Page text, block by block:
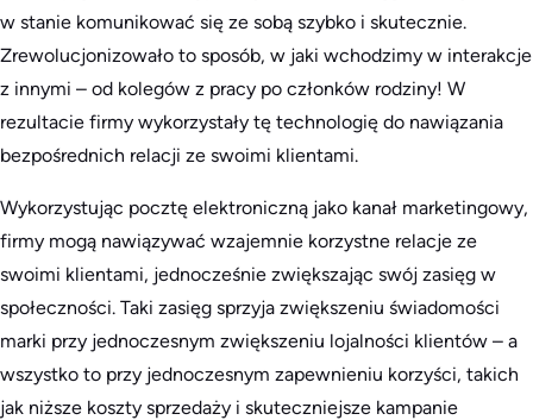
w stanie komunikować się ze sobą szybko i skutecznie.
Zrewolucjonizowało to sposób, w jaki wchodzimy w interakcje
z innymi – od kolegów z pracy po członków rodziny! W
rezultacie firmy wykorzystały tę technologię do nawiązania
bezpośrednich relacji ze swoimi klientami.
Wykorzystując pocztę elektroniczną jako kanał marketingowy,
firmy mogą nawiązywać wzajemnie korzystne relacje ze
swoimi klientami, jednocześnie zwiększając swój zasięg w
społeczności. Taki zasięg sprzyja zwiększeniu świadomości
marki przy jednoczesnym zwiększeniu lojalności klientów – a
wszystko to przy jednoczesnym zapewnieniu korzyści, takich
jak niższe koszty sprzedaży i skuteczniejsze kampanie